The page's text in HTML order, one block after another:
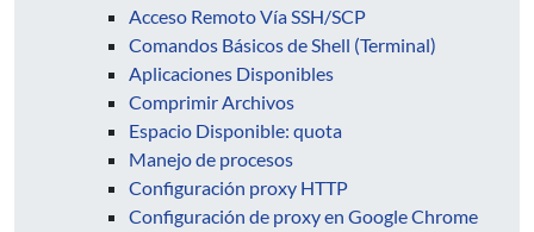
Acceso Remoto Vía SSH/SCP
Comandos Básicos de Shell (Terminal)
Aplicaciones Disponibles
Comprimir Archivos
Espacio Disponible: quota
Manejo de procesos
Configuración proxy HTTP
Configuración de proxy en Google Chrome